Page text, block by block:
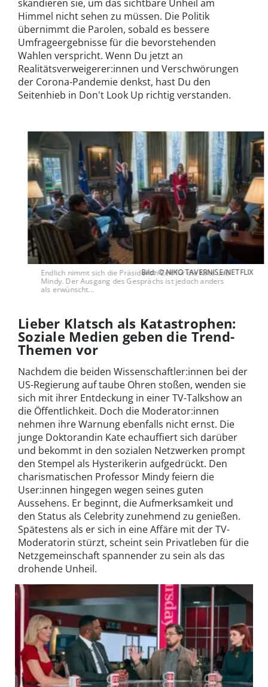
skandieren sie, um das sichtbare Unheil am
Himmel nicht sehen zu müssen. Die Politik
übernimmt die Parolen, sobald es bessere
Umfrageergebnisse für die bevorstehenden
Wahlen verspricht. Wenn Du jetzt an
Realitätsverweigerer:innen und Verschwörungen
der Corona-Pandemie denkst, hast Du den
Seitenhieb in Don't Look Up richtig verstanden.
Endlich nimmt sich die Präsidentin Zeit für die Kate und
Mindy. Der Ausgang des Gesprächs ist jedoch anders
als erwünscht...
Bild: © NIKO TAVERNISE/NETFLIX
Lieber Klatsch als Katastrophen:
Soziale Medien geben die Trend-
Themen vor
Nachdem die beiden Wissenschaftler:innen bei der
US-Regierung auf taube Ohren stoßen, wenden sie
sich mit ihrer Entdeckung in einer TV-Talkshow an
die Öffentlichkeit. Doch die Moderator:innen
nehmen ihre Warnung ebenfalls nicht ernst. Die
junge Doktorandin Kate echauffiert sich darüber
und bekommt in den sozialen Netzwerken prompt
den Stempel als Hysterikerin aufgedrückt. Den
charismatischen Professor Mindy feiern die
User:innen hingegen wegen seines guten
Aussehens. Er beginnt, die Aufmerksamkeit und
den Status als Celebrity zunehmend zu genießen.
Spätestens als er sich in eine Affäre mit der TV-
Moderatorin stürzt, scheint sein Privatleben für die
Netzgemeinschaft spannender zu sein als das
drohende Unheil.